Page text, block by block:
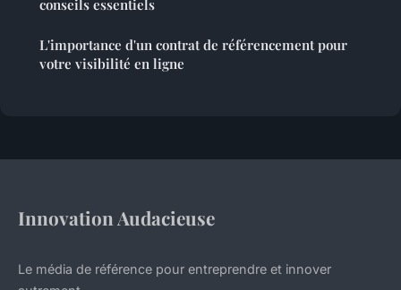
conseils essentiels
L'importance d'un contrat de référencement pour
votre visibilité en ligne
Innovation Audacieuse
Le média de référence pour entreprendre et innover